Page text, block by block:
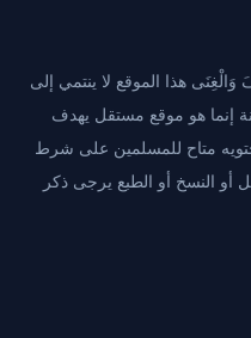
هذا الموقع لا ينتمي إلى
إنما هو موقع مستقل يهدف
متاح للمسلمين على شرط
أو النسخ أو الطبع يرجى ذكر